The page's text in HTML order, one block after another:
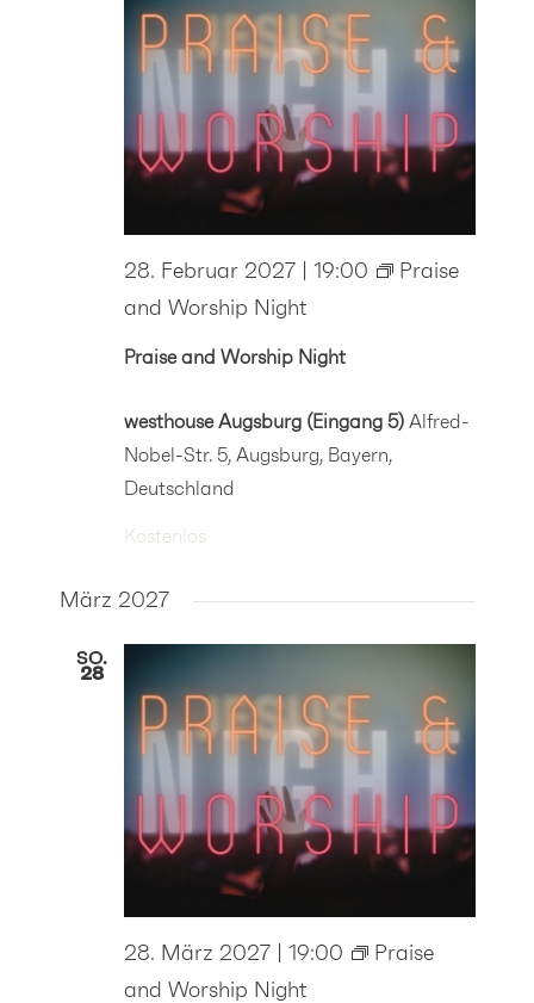
Praise and Worship Night
28. Februar 2027 | 19:00
Praise
and Worship Night
westhouse Augsburg (Eingang 5) Alfred-
Nobel-Str. 5, Augsburg, Bayern,
Deutschland
Kostenlos
März 2027
SO.
28
28. März 2027 | 19:00
Praise
and Worship Night